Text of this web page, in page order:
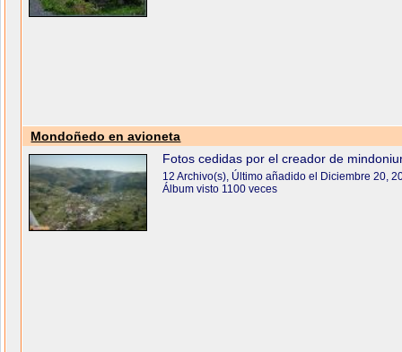
Mondoñedo en avioneta
Fotos cedidas por el creador de
12 Archivo(s), Último añadido el Diciembre 20,
Álbum visto 1100 veces